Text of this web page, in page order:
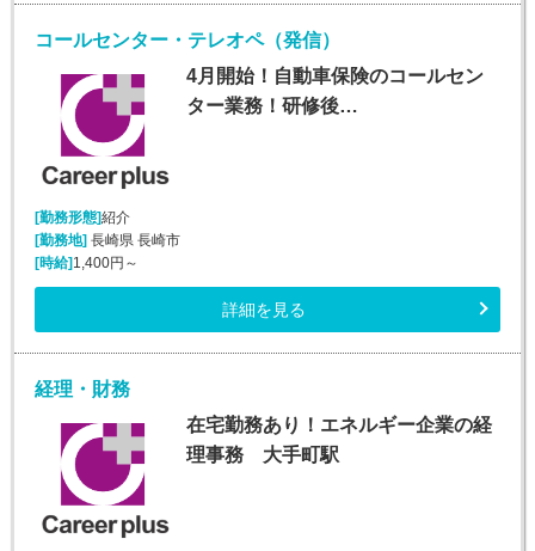
コールセンター・テレオペ（発信）
4月開始！自動車保険のコールセン
ター業務！研修後…
[勤務形態]紹介
[勤務地]長崎県 長崎市
[時給]1,400円～
詳細を見る
経理・財務
在宅勤務あり！エネルギー企業の経
理事務 大手町駅